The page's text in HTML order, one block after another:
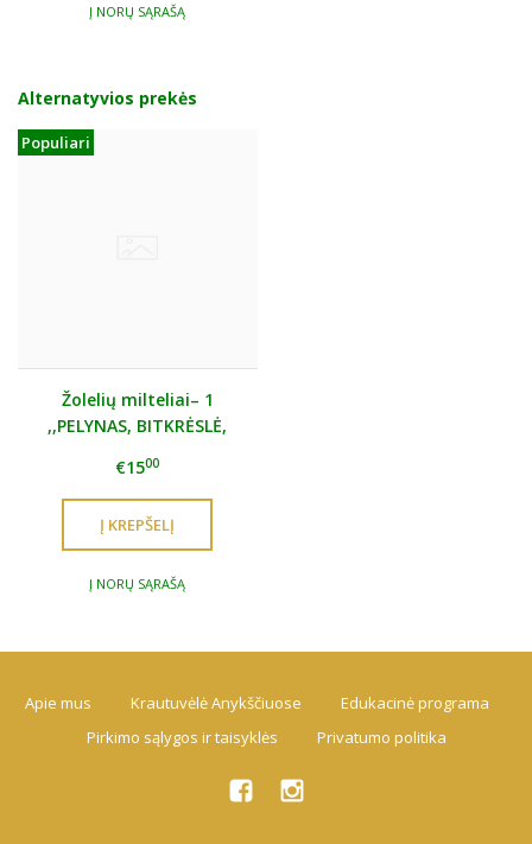
Į NORŲ SĄRAŠĄ
Alternatyvios prekės
Populiari
Žolelių milteliai– 1
,,PELYNAS, BITKRĖSLĖ,
€1500
Į NORŲ SĄRAŠĄ
Apie mus Krautuvėlė Anykščiuose
Edukacinė programa
Pirkimo sąlygos ir taisyklės
Privatumo politika